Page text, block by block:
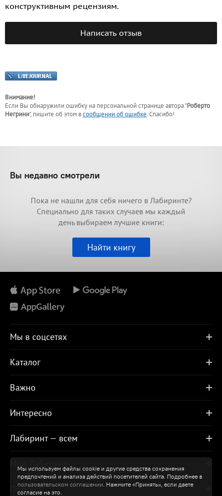
конструктивным рецензиям.
Написать отзыв
Внимание!
Если Вы обнаружили ошибку на персональной странице автора "Роберто
Негрини", пишите об этом всообщении об ошибке. Спасибо!
Мы используем файлы cookie и другие средства сохранения
предпочтений и анализа действий посетителей сайта. Подробнее в
пользовательском соглашении. Нажмите «Принять», если даете
согласие на это.
Вы недавно смотрели
Пока не нашли для себя ничего в Лабиринте?
Специально для таких случаев мы каждый
день выбираем лучшие книги:
Найти книгу
Мы в соцсетях
Каталог
Важно
Интересно
Лабиринт — всем
Помощь